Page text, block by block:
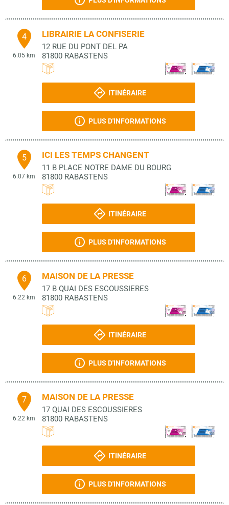
4
6.05 km
LIBRAIRIE LA CONFISERIE
12 RUE DU PONT DEL PA
81800 RABASTENS
ITINÉRAIRE
PLUS D'INFORMATIONS
5
6.07 km
ICI LES TEMPS CHANGENT
11 B PLACE NOTRE DAME DU BOURG
81800 RABASTENS
ITINÉRAIRE
PLUS D'INFORMATIONS
6
6.22 km
MAISON DE LA PRESSE
17 B QUAI DES ESCOUSSIERES
81800 RABASTENS
ITINÉRAIRE
PLUS D'INFORMATIONS
7
6.22 km
MAISON DE LA PRESSE
17 QUAI DES ESCOUSSIERES
81800 RABASTENS
ITINÉRAIRE
PLUS D'INFORMATIONS